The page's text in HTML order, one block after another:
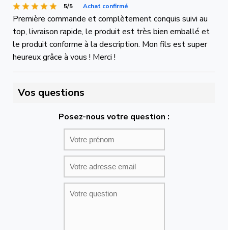
5/5 Achat confirmé
Première commande et complètement conquis suivi au
top, livraison rapide, le produit est très bien emballé et
le produit conforme à la description. Mon fils est super
heureux grâce à vous ! Merci !
Vos questions
Posez-nous votre question :